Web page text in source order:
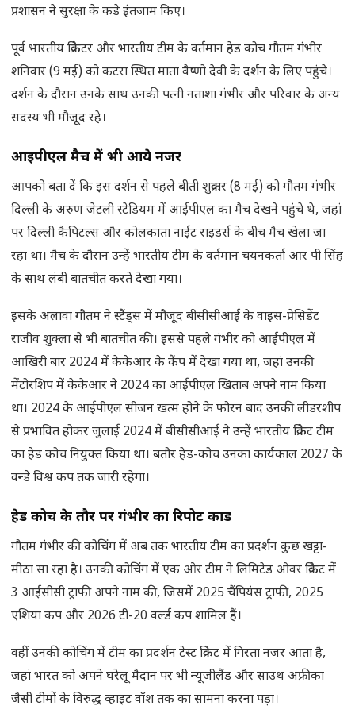
प्रशासन ने सुरक्षा के कड़े इंतजाम किए।
पूर्व भारतीय क्रिकेटर और भारतीय टीम के वर्तमान हेड कोच गौतम गंभीर
शनिवार (9 मई) को कटरा स्थित माता वैष्णो देवी के दर्शन के लिए पहुंचे।
दर्शन के दौरान उनके साथ उनकी पत्नी नताशा गंभीर और परिवार के अन्य
सदस्य भी मौजूद रहे।
आईपीएल मैच में भी आये नजर
आपको बता दें कि इस दर्शन से पहले बीती शुक्रवार (8 मई) को गौतम गंभीर
दिल्ली के अरुण जेटली स्टेडियम में आईपीएल का मैच देखने पहुंचे थे, जहां
पर दिल्ली कैपिटल्स और कोलकाता नाईट राइडर्स के बीच मैच खेला जा
रहा था। मैच के दौरान उन्हें भारतीय टीम के वर्तमान चयनकर्ता आर पी सिंह
के साथ लंबी बातचीत करते देखा गया।
इसके अलावा गौतम ने स्टैंड्स में मौजूद बीसीसीआई के वाइस-प्रेसिडेंट
राजीव शुक्ला से भी बातचीत की। इससे पहले गंभीर को आईपीएल में
आखिरी बार 2024 में केकेआर के कैंप में देखा गया था, जहां उनकी
मेंटोरशिप में केकेआर ने 2024 का आईपीएल खिताब अपने नाम किया
था। 2024 के आईपीएल सीजन खत्म होने के फौरन बाद उनकी लीडरशीप
से प्रभावित होकर जुलाई 2024 में बीसीसीआई ने उन्हें भारतीय क्रिकेट टीम
का हेड कोच नियुक्त किया था। बतौर हेड-कोच उनका कार्यकाल 2027 के
वन्डे विश्व कप तक जारी रहेगा।
हेड कोच के तौर पर गंभीर का रिपोर्ट कार्ड
गौतम गंभीर की कोचिंग में अब तक भारतीय टीम का प्रदर्शन कुछ खट्टा-
मीठा सा रहा है। उनकी कोचिंग में एक ओर टीम ने लिमिटेड ओवर क्रिकेट में
3 आईसीसी ट्राफी अपने नाम की, जिसमें 2025 चैंपियंस ट्राफी, 2025
एशिया कप और 2026 टी-20 वर्ल्ड कप शामिल हैं।
वहीं उनकी कोचिंग में टीम का प्रदर्शन टेस्ट क्रिकेट में गिरता नजर आता है,
जहां भारत को अपने घरेलू मैदान पर भी न्यूजीलैंड और साउथ अफ्रीका
जैसी टीमों के विरुद्ध व्हाइट वॉश तक का सामना करना पड़ा।